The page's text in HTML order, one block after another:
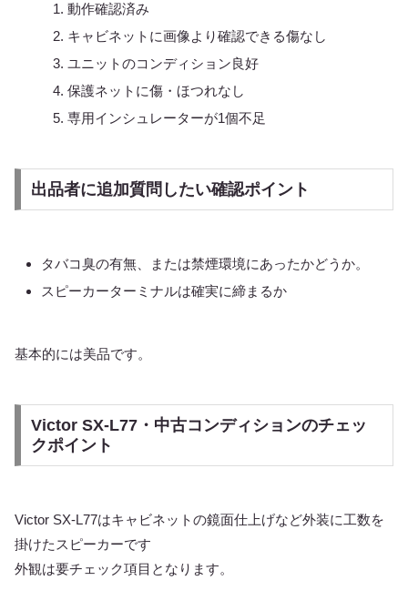
動作確認済み
キャビネットに画像より確認できる傷なし
ユニットのコンディション良好
保護ネットに傷・ほつれなし
専用インシュレーターが1個不足
出品者に追加質問したい確認ポイント
タバコ臭の有無、または禁煙環境にあったかどうか。
スピーカーターミナルは確実に締まるか
基本的には美品です。
Victor SX-L77・中古コンディションのチェッ
クポイント
Victor SX-L77はキャビネットの鏡面仕上げなど外装に工数を
掛けたスピーカーです
外観は要チェック項目となります。